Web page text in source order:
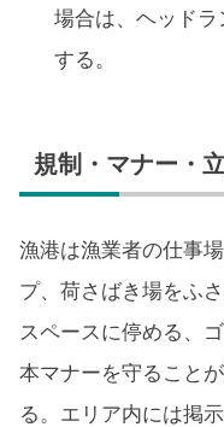
場合は、ヘッド
する。
規制・マナー・
漁港は漁業者の仕事
プ、荷さばき場をふ
スペースに停める、
本マナーを守ること
る。エリア内には掲